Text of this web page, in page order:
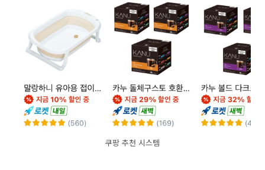
쿠팡 추천 시스템